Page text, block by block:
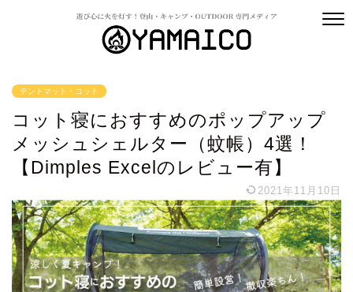
テントマット・コット
コット寝におすすめのポップアップ
メッシュシェルター（蚊帳）4選！
【Dimples Excelのレビュー有】
2021年11月10日